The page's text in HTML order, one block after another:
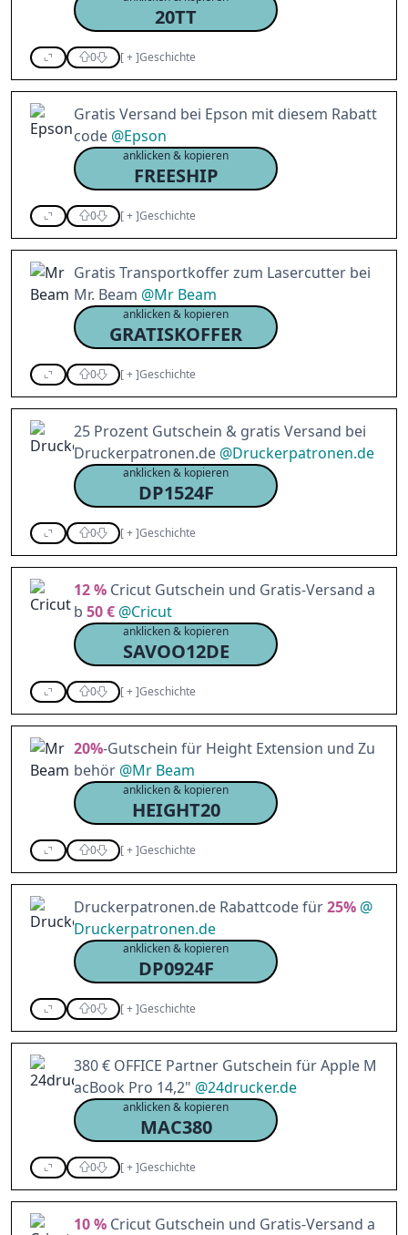
20TT
0 [+]Geschichte
Gratis Versand bei Epson mit diesem Rabatt
code @Epson
anklicken & kopieren
FREESHIP
0 [+]Geschichte
Gratis Transportkoffer zum Lasercutter bei
Mr. Beam @Mr Beam
anklicken & kopieren
GRATISKOFFER
0 [+]Geschichte
25 Prozent Gutschein & gratis Versand bei
Druckerpatronen.de @Druckerpatronen.de
anklicken & kopieren
DP1524F
0 [+]Geschichte
12 % Cricut Gutschein und Gratis-Versand a
b 50 € @Cricut
anklicken & kopieren
SAVOO12DE
0 [+]Geschichte
20%-Gutschein für Height Extension und Zu
behör @Mr Beam
anklicken & kopieren
HEIGHT20
0 [+]Geschichte
Druckerpatronen.de Rabattcode für25% @
Druckerpatronen.de
anklicken & kopieren
DP0924F
0 [+]Geschichte
380 € OFFICE Partner Gutschein für Apple M
acBook Pro 14,2" @24drucker.de
anklicken & kopieren
MAC380
0 [+]Geschichte
10 % Cricut Gutschein und Gratis-Versand a